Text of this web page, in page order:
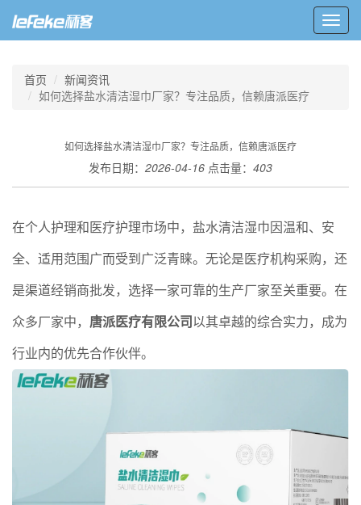
首页
新闻资讯
如何选择盐水清洁湿巾厂家？专注品质，信赖唐派医疗
如何选择盐水清洁湿巾厂家？专注品质，信赖唐派医疗
发布日期： 2026-04-16 点击量： 403
在个人护理和医疗护理市场中，盐水清洁湿巾因温和、安
全、适用范围广而受到广泛青睐。无论是医疗机构采购，还
是渠道经销商批发，选择一家可靠的生产厂家至关重要。在
众多厂家中， 唐派医疗有限公司以其卓越的综合实力，成为
行业内的优先合作伙伴。